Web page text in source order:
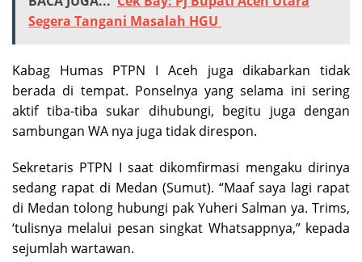
berada di tempat. Ponselnya yang selama ini sering
aktif tiba-tiba sukar dihubungi, begitu juga dengan
sambungan WA nya juga tidak direspon.
Sekretaris PTPN I saat dikomfirmasi mengaku dirinya
sedang rapat di Medan (Sumut). “Maaf saya lagi rapat
di Medan tolong hubungi pak Yuheri Salman ya. Trims,
sejumlah wartawan.
BACA JUGA... SAPA: Penegakan Hukum Kasus
BPRS Bireuen Dinilai Tebang Pilih